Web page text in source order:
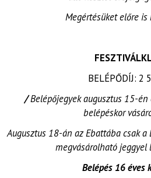
Megértésüket előre
BELÉPŐDÍJ: 2
/Belépőjegyek augusztus 15-
belépéskor
Augusztus 18-án az Ebattába csak
megvásárolható
Belépés 16 éves